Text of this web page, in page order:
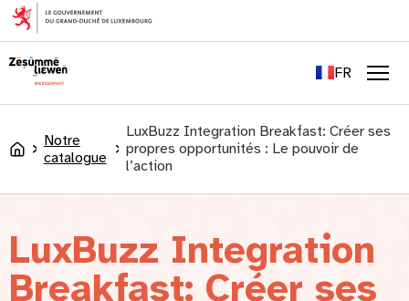
principal
FR
LU
Accueil
Notre
catalogue
LuxBuzz Integration Breakfast: Créer ses
propres opportunités : Le pouvoir de
l’action
LuxBuzz Integration
Breakfast: Créer ses